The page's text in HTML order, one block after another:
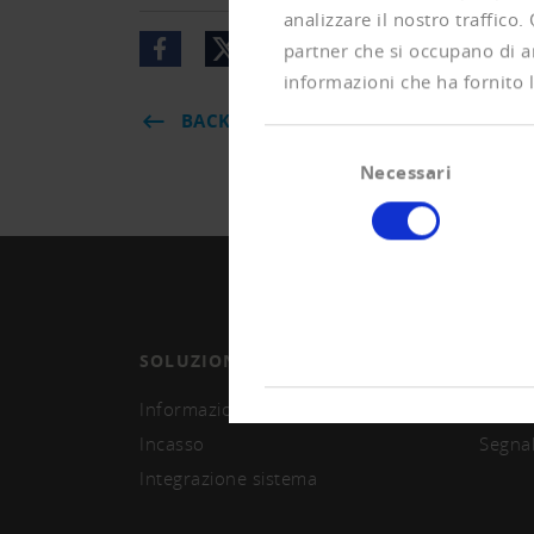
analizzare il nostro
partner che si occupano di
informazioni che ha fornito
Necessari
BACK
SOLUZIONI
Informazioni e monitoring
Incasso
Integrazione sistema